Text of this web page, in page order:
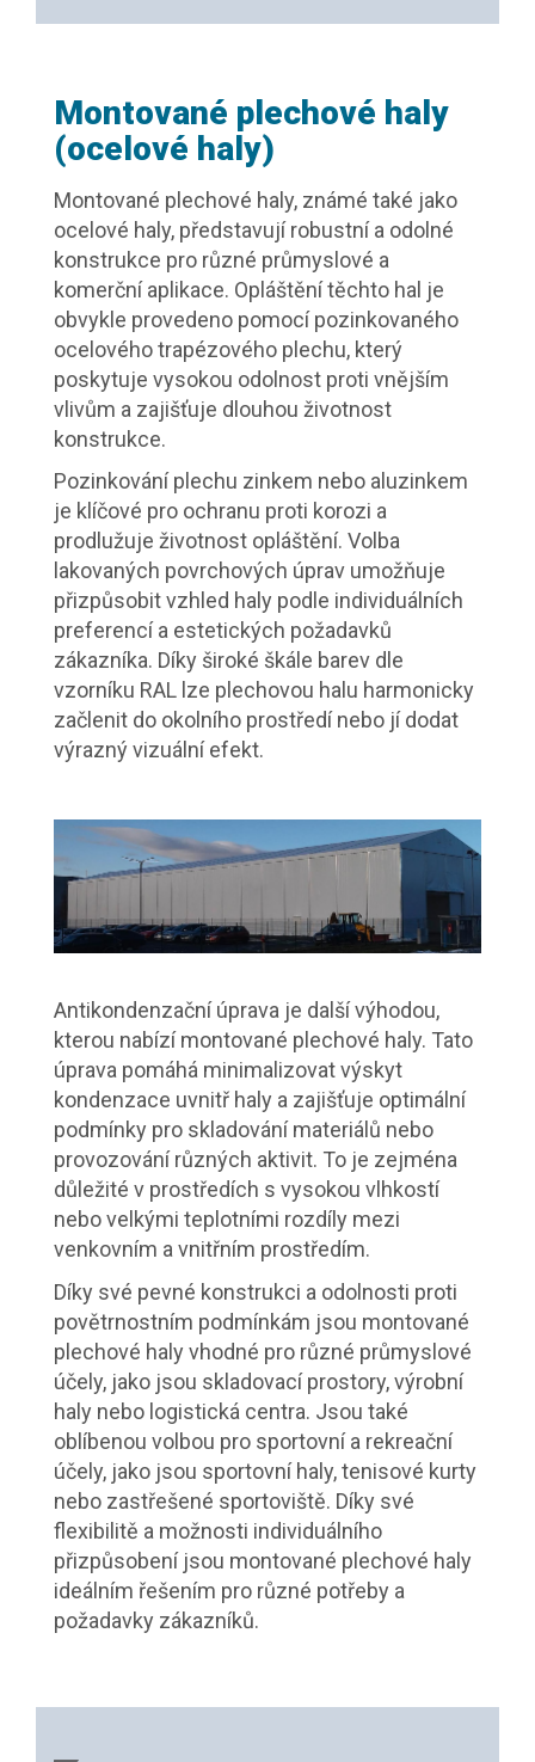
Montované plechové haly
(ocelové haly)
Montované plechové haly, známé také jako
ocelové haly, představují robustní a odolné
konstrukce pro různé průmyslové a
komerční aplikace. Opláštění těchto hal je
obvykle provedeno pomocí pozinkovaného
ocelového trapézového plechu, který
poskytuje vysokou odolnost proti vnějším
vlivům a zajišťuje dlouhou životnost
konstrukce.
Pozinkování plechu zinkem nebo aluzinkem
je klíčové pro ochranu proti korozi a
prodlužuje životnost opláštění. Volba
lakovaných povrchových úprav umožňuje
přizpůsobit vzhled haly podle individuálních
preferencí a estetických požadavků
zákazníka. Díky široké škále barev dle
vzorníku RAL lze plechovou halu harmonicky
začlenit do okolního prostředí nebo jí dodat
výrazný vizuální efekt.
Antikondenzační úprava je další výhodou,
kterou nabízí montované plechové haly. Tato
úprava pomáhá minimalizovat výskyt
kondenzace uvnitř haly a zajišťuje optimální
podmínky pro skladování materiálů nebo
provozování různých aktivit. To je zejména
důležité v prostředích s vysokou vlhkostí
nebo velkými teplotními rozdíly mezi
venkovním a vnitřním prostředím.
Díky své pevné konstrukci a odolnosti proti
povětrnostním podmínkám jsou montované
plechové haly vhodné pro různé průmyslové
účely, jako jsou skladovací prostory, výrobní
haly nebo logistická centra. Jsou také
oblíbenou volbou pro sportovní a rekreační
účely, jako jsou sportovní haly, tenisové kurty
nebo zastřešené sportoviště. Díky své
flexibilitě a možnosti individuálního
přizpůsobení jsou montované plechové haly
ideálním řešením pro různé potřeby a
požadavky zákazníků.